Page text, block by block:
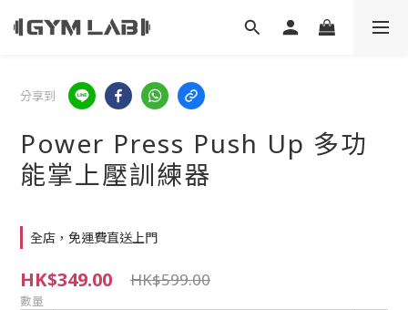
分享到
Power Press Push Up 多功
能掌上壓訓練器
全店，免運費直送上門
HK$349.00 HK$599.00
數量